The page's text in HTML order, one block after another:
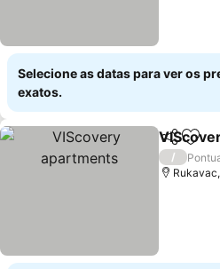
Selecione as datas para ver os
exatos.
Partilhar
/